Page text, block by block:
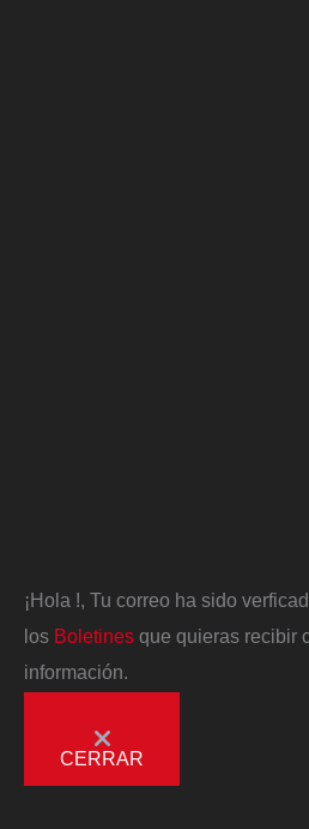
¡Hola !, Tu correo ha sido
los Boletines que quieras recibir
información.
CERRAR